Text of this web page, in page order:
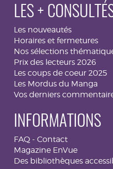
LES +
Les nouveautés
Horaires et fermetures
Nos sélections
Prix des lecteurs 2026
Les coups de coeur 2025
Les Mordus du Manga
Vos derniers
INFORMATIONS
FAQ - Contact
Magazine EnVue
Des bibliothèques